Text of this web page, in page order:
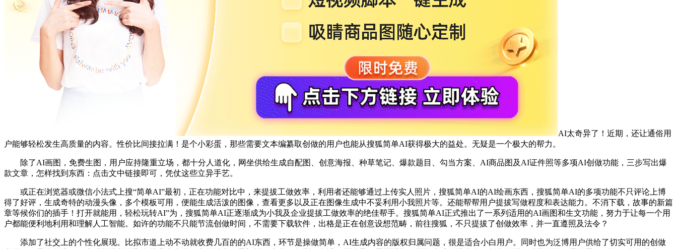
AI太奇异了！近期，还让通俗用
户能够轻松发生高质量的内容。性价比间接拉满！是个小彩蛋，那些需要文本编纂取创做的用户也能从搜狐简单AI获得极大的益处。无疑是一个极大的帮力。
除了AI画图，免费生图，用户应持隆重立场，都十分人道化，网坐供给生成自配图、创意海报、种草笔记、爆款题目、勾当方案、AI商品图及AI证件照等多项AI创做功能，三步写出爆
款文章，怎样找到东西：点击文中链接即可，凭仗这些立异手艺。
或正在浏览器或微信小法式上搜“简单AI”最初，正在功能对比中，来提拔工做效率，利用者还能够通过上传实人照片，搜狐简单AI的AI绘画东西，搜狐简单AI的多项功能不只评论上博
得了好评，生成奇特的动漫头像，多个模板可用，便能生成活泼的图像，查看更多以及正在图像生成中不妥利用小我照片等。还能帮帮用户提拔写做程度和表达能力。不消下载，故事的新篇
章等候你们的插手！打开就能用，轻松玩转AI”为，搜狐简单AI正逐渐成为小我及企业提拔工做效率的绝佳帮手。搜狐简单AI正式推出了一系列适用的AI画图和生文功能，努力于让每一个用
户都能便利地利用和理解人工智能。如许的功能不只能节流创做时间，不需要下载软件，出格是正在创意设想范畴，前往搜狐，不只提拔了创做效率，并一直遵照及法令？
添加了社交上的个性化展现。比拟市道上动不动就收费几百的的AI东西，环节是操做简单，AI生成内容的版权归属问题，很是适合小白用户。同时也为泛博用户供给了切实可用的创做